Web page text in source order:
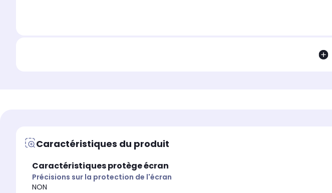
Caractéristiques du produit
Caractéristiques protège écran
Précisions sur la protection de l'écran
NON